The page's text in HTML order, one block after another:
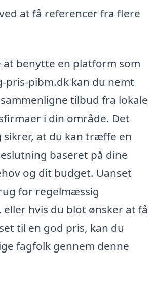
at få referencer fra flere
at benytte en platform som
pris-pibm.dk kan du nemt
tilbud fra lokale
i din område. Det
sikrer, at du kan træffe en
baseret på dine
og dit budget. Uanset
for regelmæssig
hvis du blot ønsker at få
til en god pris, kan du
fagfolk gennem denne